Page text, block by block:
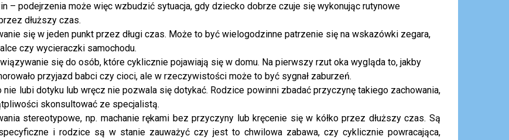
– podejrzenia może więc wzbudzić sytuacja, gdy dziecko dobrze czuje się wykonując rutynowe
dłuższy czas.
się w jeden punkt przez długi czas. Może to być wielogodzinne patrzenie się na wskazówki zegara,
czy wycieraczki samochodu.
się do osób, które cyklicznie pojawiają się w domu. Na pierwszy rzut oka wygląda to, jakby
przyjazd babci czy cioci, ale w rzeczywistości może to być sygnał zaburzeń.
lubi dotyku lub wręcz nie pozwala się dotykać. Rodzice powinni zbadać przyczynę takiego zachowania,
skonsultować ze specjalistą.
stereotypowe, np. machanie rękami bez przyczyny lub kręcenie się w kółko przez dłuższy czas. Są
i rodzice są w stanie zauważyć czy jest to chwilowa zabawa, czy cyklicznie powracająca,